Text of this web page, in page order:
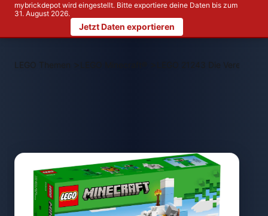
mybrickdepot wird eingestellt. Bitte exportiere deine Daten bis zum
31. August 2026.
Jetzt Daten exportieren
LEGO Themen > LEGO 21243 Die Vereisten